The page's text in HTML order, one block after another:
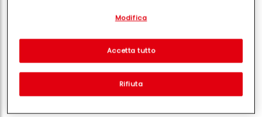
pasquali fai da te semplici e originali
separati o co-titolari come indicato nella nostra Informativa sulla
pixel, impronte digitali e tecnologie simili" utilizzeremo anche
cookie ed elaboreremo i dati relativi a te per
di questo sito Web e le tue interazioni commerciali con noi
(rispettivamente dell'azienda per cui lavori) per) e su tale base
Modifica
Rifiuta
Accetta tutto